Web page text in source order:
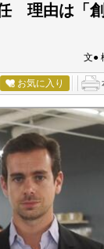
理由は「
文●
お気に入り